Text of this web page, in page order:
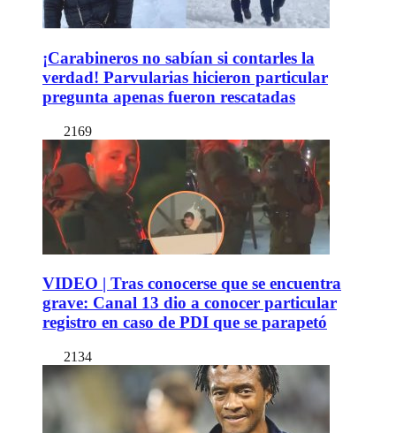
¡Carabineros no sabían si contarles la
verdad! Parvularias hicieron particular
pregunta apenas fueron rescatadas
2169
VIDEO | Tras conocerse que se encuentra
grave: Canal 13 dio a conocer particular
registro en caso de PDI que se parapetó
2134